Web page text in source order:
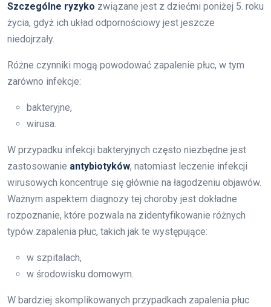
Szczególne ryzyko związane jest z dziećmi poniżej 5. roku
życia, gdyż ich układ odpornościowy jest jeszcze
niedojrzały.
Różne czynniki mogą powodować zapalenie płuc, w tym
zarówno infekcje:
bakteryjne,
wirusa.
W przypadku infekcji bakteryjnych często niezbędne jest
zastosowanie antybiotyków, natomiast leczenie infekcji
wirusowych koncentruje się głównie na łagodzeniu objawów.
Ważnym aspektem diagnozy tej choroby jest dokładne
rozpoznanie, które pozwala na zidentyfikowanie różnych
typów zapalenia płuc, takich jak te występujące:
w szpitalach,
w środowisku domowym.
W bardziej skomplikowanych przypadkach zapalenia płuc